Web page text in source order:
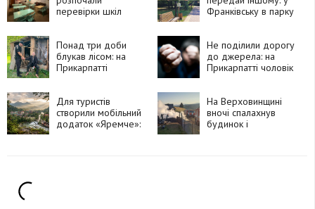
перевірки шкіл
Франківську в парку
книгообмін
Понад три доби
блукав лісом: на
Прикарпатті
дорогою по воду
Не поділили дорогу
до джерела: на
Прикарпатті чоловік
Для туристів
створили мобільний
додаток «Яремче»:
На Верховинщині
вночі спалахнув
будинок і